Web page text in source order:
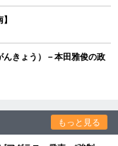
きょう）－本田雅俊の政
もっと見る